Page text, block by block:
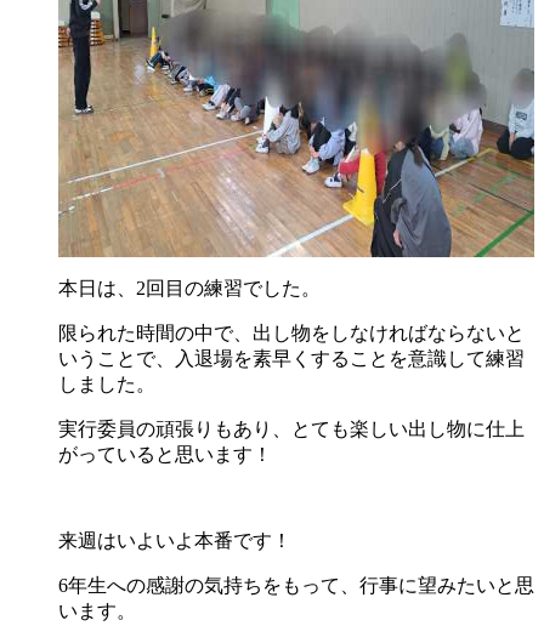
本日は、2回目の練習でした。
限られた時間の中で、出し物をしなければならないと
いうことで、入退場を素早くすることを意識して練習
しました。
実行委員の頑張りもあり、とても楽しい出し物に仕上
がっていると思います！
来週はいよいよ本番です！
6年生への感謝の気持ちをもって、行事に望みたいと思
います。